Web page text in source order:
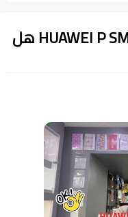
تعرف على هاتف HUAWEI P SMART 2020 هل